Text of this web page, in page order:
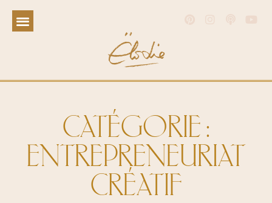
CATÉGORIE :
ENTREPRENEURIAT
CRÉATIF